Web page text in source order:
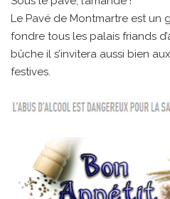
Le Pavé de Montmartre est un
fondre tous les palais friands
bûche il s’invitera aussi bien
festives.